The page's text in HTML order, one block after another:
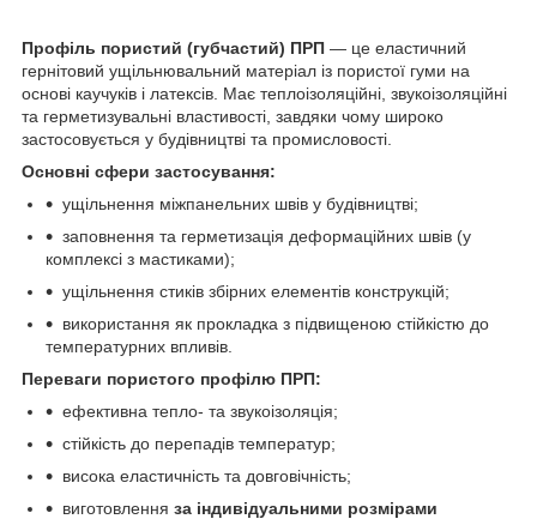
Профіль пористий (губчастий) ПРП — це еластичний
гернітовий ущільнювальний матеріал із пористої гуми на
основі каучуків і латексів. Має теплоізоляційні, звукоізоляційні
та герметизувальні властивості, завдяки чому широко
застосовується у будівництві та промисловості.
Основні сфери застосування:
ущільнення міжпанельних швів у будівництві;
заповнення та герметизація деформаційних швів (у
комплексі з мастиками);
ущільнення стиків збірних елементів конструкцій;
використання як прокладка з підвищеною стійкістю до
температурних впливів.
Переваги пористого профілю ПРП:
ефективна тепло- та звукоізоляція;
стійкість до перепадів температур;
висока еластичність та довговічність;
виготовлення за індивідуальними розмірами